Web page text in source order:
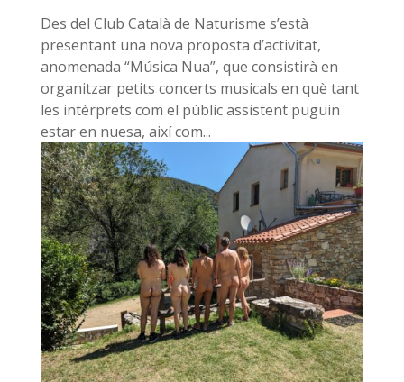
Des del Club Català de Naturisme s’està
presentant una nova proposta d’activitat,
anomenada “Música Nua”, que consistirà en
organitzar petits concerts musicals en què tant
les intèrprets com el públic assistent puguin
estar en nuesa, així com...